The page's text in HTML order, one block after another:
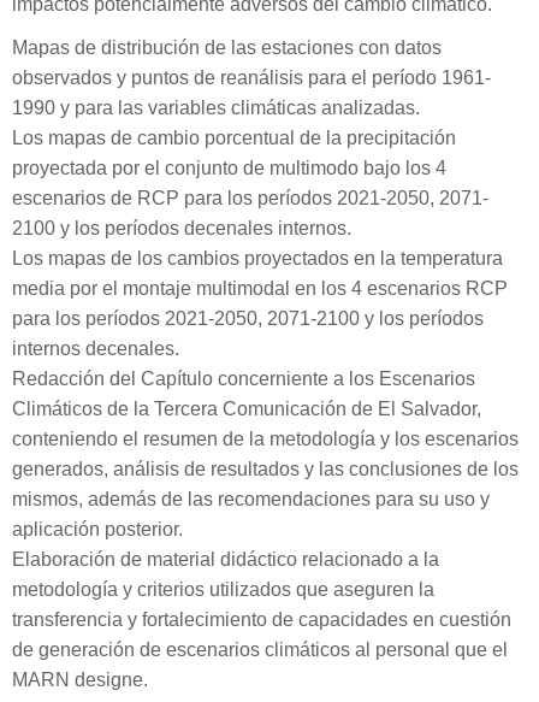
impactos potencialmente adversos del cambio climático.
Mapas de distribución de las estaciones con datos
observados y puntos de reanálisis para el período 1961-
1990 y para las variables climáticas analizadas.
Los mapas de cambio porcentual de la precipitación
proyectada por el conjunto de multimodo bajo los 4
escenarios de RCP para los períodos 2021-2050, 2071-
2100 y los períodos decenales internos.
Los mapas de los cambios proyectados en la temperatura
media por el montaje multimodal en los 4 escenarios RCP
para los períodos 2021-2050, 2071-2100 y los períodos
internos decenales.
Redacción del Capítulo concerniente a los Escenarios
Climáticos de la Tercera Comunicación de El Salvador,
conteniendo el resumen de la metodología y los escenarios
generados, análisis de resultados y las conclusiones de los
mismos, además de las recomendaciones para su uso y
aplicación posterior.
Elaboración de material didáctico relacionado a la
metodología y criterios utilizados que aseguren la
transferencia y fortalecimiento de capacidades en cuestión
de generación de escenarios climáticos al personal que el
MARN designe.